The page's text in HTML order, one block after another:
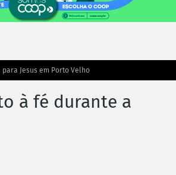
Jesus em Porto Velho
à fé durante a